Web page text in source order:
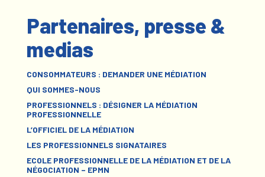
Partenaires, presse &
medias
CONSOMMATEURS : DEMANDER UNE MÉDIATION
QUI SOMMES-NOUS
PROFESSIONNELS : DÉSIGNER LA MÉDIATION
PROFESSIONNELLE
L’OFFICIEL DE LA MÉDIATION
LES PROFESSIONNELS SIGNATAIRES
ECOLE PROFESSIONNELLE DE LA MÉDIATION ET DE LA
NÉGOCIATION – EPMN